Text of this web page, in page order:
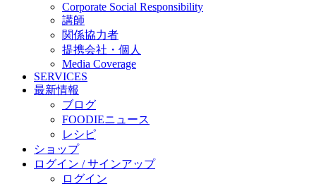
Corporate Social Responsibility
講師
関係協力者
提携会社・個人
Media Coverage
SERVICES
最新情報
ブログ
FOODIEニュース
レシピ
ショップ
ログイン / サインアップ
ログイン